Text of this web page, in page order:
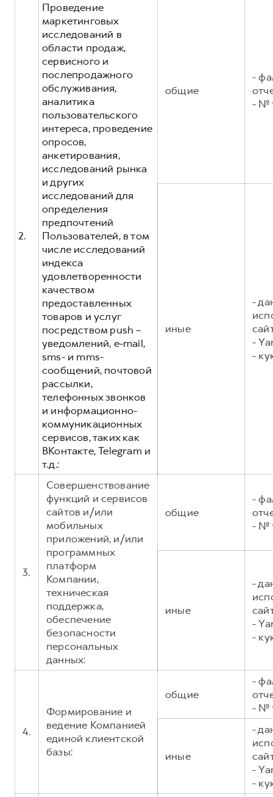
2.
Проведение
маркетинговых
исследований в
области продаж,
сервисного и
послепродажного
обслуживания,
аналитика
пользовательского
интереса, проведение
опросов,
анкетирования,
исследований рынка
и других
исследований для
определения
предпочтений
Пользователей, в том
числе исследований
индекса
удовлетворенности
качеством
предоставленных
товаров и услуг
посредством push –
уведомлений, e-mail,
sms- и mms-
сообщений, почтовой
рассылки,
телефонных звонков
и информационно-
коммуникационных
сервисов, таких как
ВКонтакте, Telegram и
т.д.:
общие
-
- №
иные
-
-
-
3.
Совершенствование
функций и сервисов
сайтов и/или
мобильных
приложений, и/или
программных
платформ
Компании,
техническая
поддержка,
обеспечение
безопасности
персональных
данных:
общие
-
- №
иные
-
-
-
4.
Формирование и
ведение Компанией
единой клиентской
базы:
общие
-
- №
иные
-
-
-